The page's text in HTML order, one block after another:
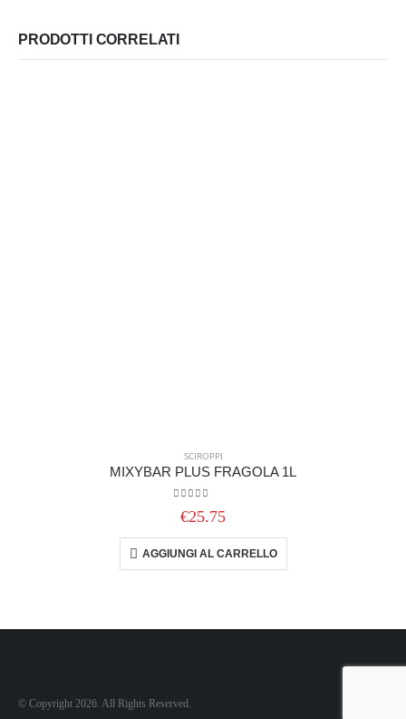
PRODOTTI CORRELATI
SCIROPPI
MIXYBAR PLUS FRAGOLA 1L
€25.75
AGGIUNGI AL CARRELLO
© Copyright 2026. All Rights Reserved.